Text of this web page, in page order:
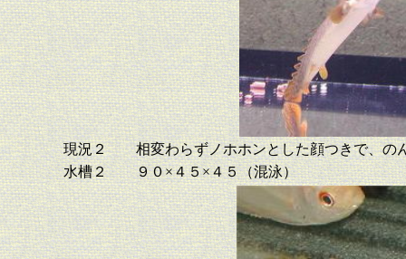
現況２
相変わらずノホホンとした顔つきで、の
水槽２
９０×４５×４５（混泳）